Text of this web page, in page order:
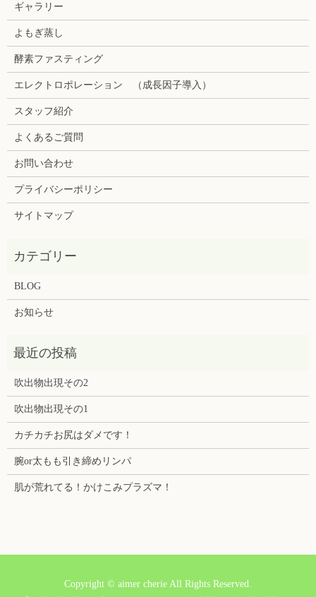
ギャラリー
よもぎ蒸し
酵素ファスティング
エレクトロポレーション （成長因子導入）
スタッフ紹介
よくあるご質問
お問い合わせ
プライバシーポリシー
サイトマップ
BLOG
お知らせ
吹出物出現その2
吹出物出現その1
カチカチお尻はダメです！
腕or太もも引き締めリンパ
肌が荒れてる！かけこみプラズマ！
Copyright © aimer cherie All Rights Reserved.